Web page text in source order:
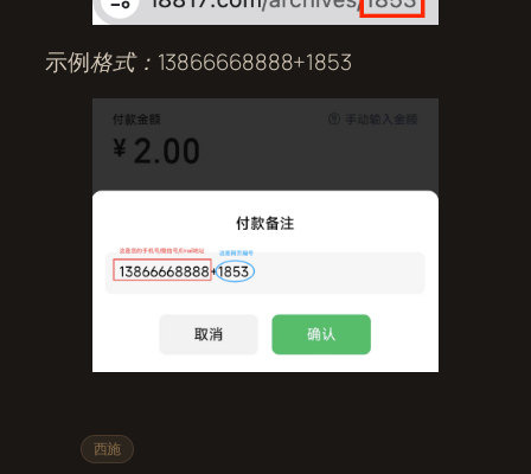
示例格式：13866668888+1853
西施